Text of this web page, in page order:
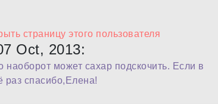
Oct, 2013:
может сахар подскочить. Если в
раз спасибо,Елена!